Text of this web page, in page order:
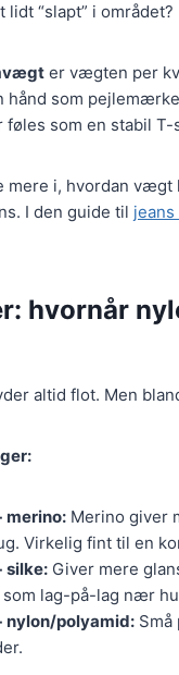
lidt “slapt” i området?
er vægten per
hånd som
føles som en stabil
mere i, hvordan
I den guide til
hvornår
altid flot. Men
merino: Merino giver
Virkelig fint til en
silke: Giver mere
lag-på-lag nær
nylon/polyamid: